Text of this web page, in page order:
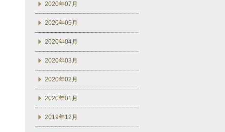
2020年07月
2020年05月
2020年04月
2020年03月
2020年02月
2020年01月
2019年12月